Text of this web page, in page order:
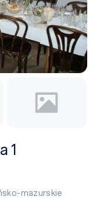
1
mazurskie